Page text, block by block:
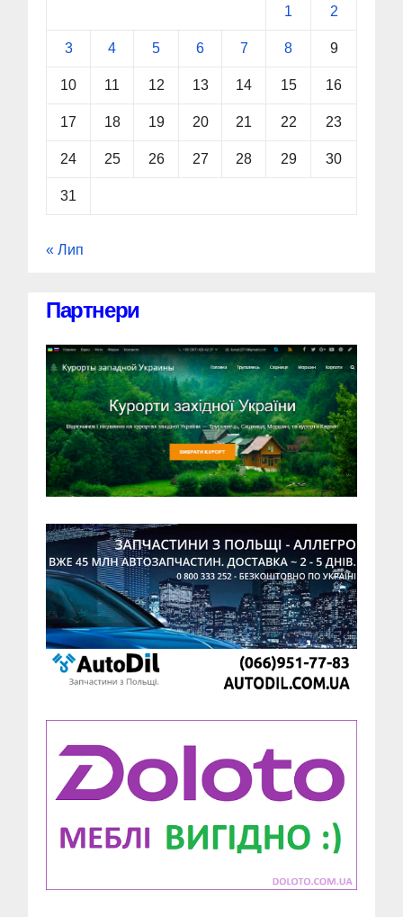
1 2
3 4 5 6 7 8 9
10 11 12 13 14 15 16
17 18 19 20 21 22 23
24 25 26 27 28 29 30
31
« Лип
Партнери